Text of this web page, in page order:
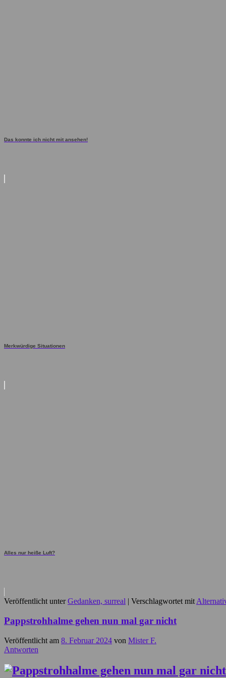
Das konnte ich nicht mit ansehen!
Merkwürdige Situationen
Alles nur heiße Luft?
Veröffentlicht unter Gedanken, surreal | Verschlagwortet mit
Pappstrohhalme gehen nun mal gar nicht
Veröffentlicht am 8. Februar 2024 von Mister F.
Antworten